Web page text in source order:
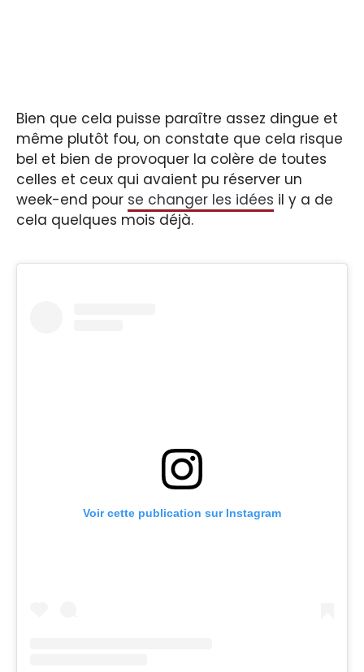
Bien que cela puisse paraître assez dingue et
même plutôt fou, on constate que cela risque
bel et bien de provoquer la colère de toutes
celles et ceux qui avaient pu réserver un
week-end pour se changer les idées il y a de
cela quelques mois déjà.
Voir cette publication sur Instagram